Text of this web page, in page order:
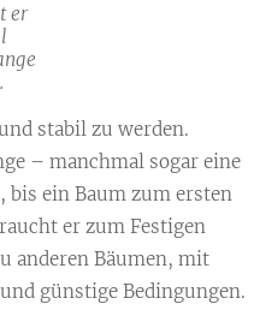
er
stabil zu werden.
– manchmal sogar eine
bis ein Baum zum ersten
er zum Festigen
anderen Bäumen, mit
günstige Bedingungen.